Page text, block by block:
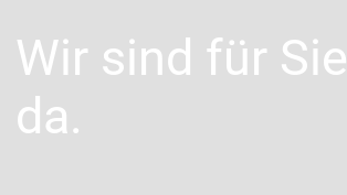
Wir sind für Sie
da.